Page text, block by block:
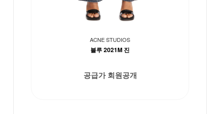
ACNE STUDIOS
블루 2021M 진
공급가 회원공개